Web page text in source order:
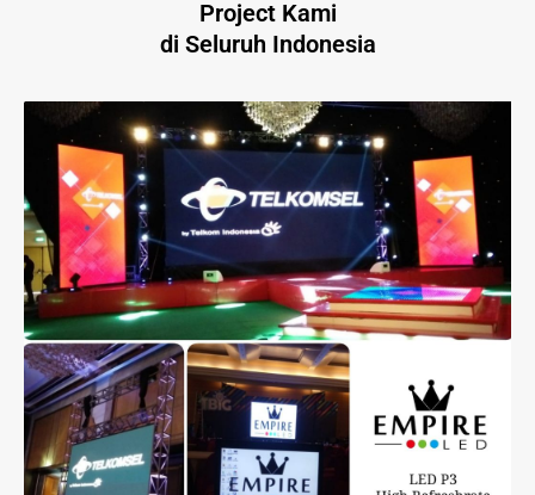
Project Kami
di Seluruh Indonesia